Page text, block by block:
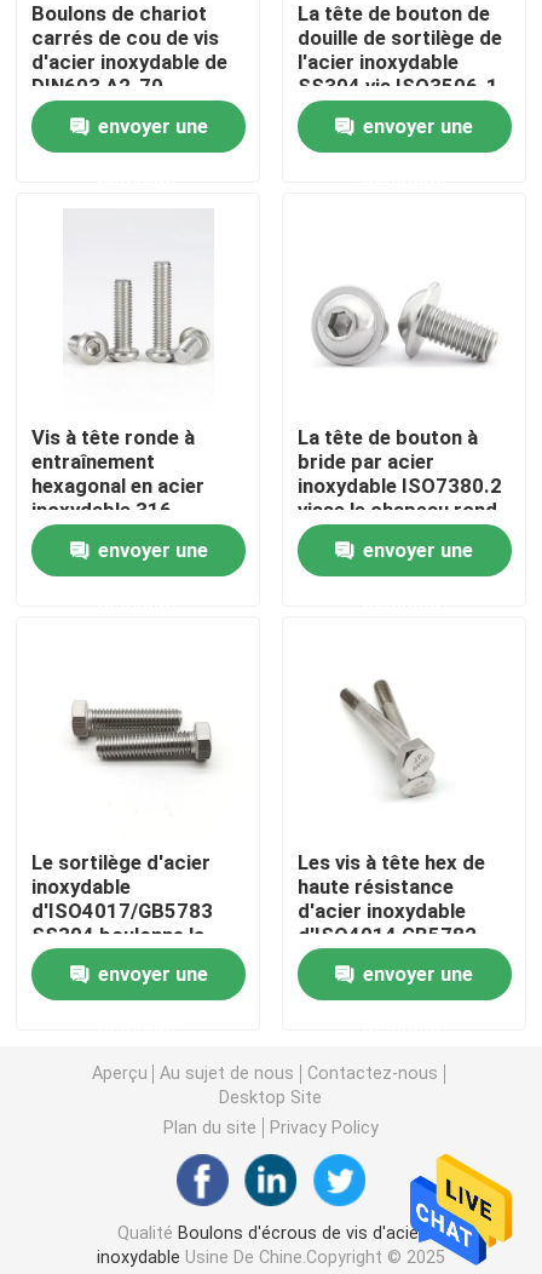
Maison
Des produits
Au sujet de nous
Visite d'usine
Contactez-nous
Demandez une citation
Boulons de haute résistance
Vis $parker
Écrous de sortilège d'acier inoxydable
Attaches de panneau solaire
Attache des véhicules à moteur
Contre-écrous en nylon d'insertion
Boulons de chariot
carrés de cou de vis
d'acier inoxydable de
DIN603 A2-70
envoyer une
La tête de bouton de
douille de sortilège de
l'acier inoxydable
SS304 vis ISO3506-1
métrique A2-70
envoyer une
Vis à tête ronde à
entraînement
hexagonal en acier
inoxydable 316
ISO7380
envoyer une
La tête de bouton à
bride par acier
inoxydable ISO7380.2
visse le chapeau rond
A2-70 de douille de
sortilègeenvoyer une
Le sortilège d'acier
inoxydable
d'ISO4017/GB5783
SS304 boulonne la
pleine vis de sortilège
de fil
envoyer une
Les vis à tête hex de
haute résistance
d'acier inoxydable
d'ISO4014 GB5782
A4-80 ensorcellent le
demi fil de boulons
envoyer une
Aperçu Au sujet de nous
Contactez-nous
Desktop Site
Plan du site
Privacy Policy
Qualité Boulons d'écrous de vis d'acier
inoxydable Usine De Chine.Copyright © 2025